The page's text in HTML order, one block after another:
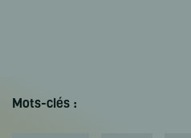
Mots-clés :